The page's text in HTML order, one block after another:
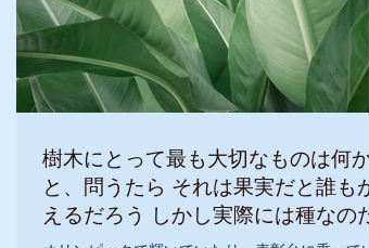
樹木にとって最も大切なものは何
と、問うたら それは果実だと誰も
えるだろう しかし実際には種なの